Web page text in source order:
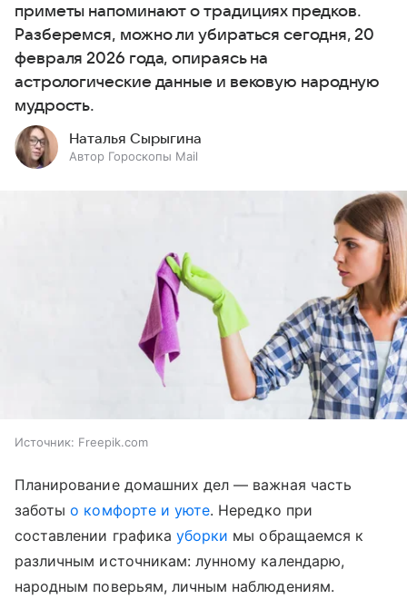
приметы напоминают о традициях предков.
Разберемся, можно ли убираться сегодня, 20
февраля 2026 года, опираясь на
астрологические данные и вековую народную
мудрость.
Наталья Сырыгина
Автор Гороскопы Mail
Источник: Freepik.com
Планирование домашних дел — важная часть
заботыо комфорте и уюте. Нередко при
составлении графика уборки мы обращаемся к
различным источникам: лунному календарю,
народным поверьям, личным наблюдениям.